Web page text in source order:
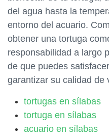
del agua hasta la
entorno del acuario.
obtener una tortuga
responsabilidad a largo
de que puedes
garantizar su calidad de
tortugas en sílabas
tortuga en sílabas
acuario en sílabas